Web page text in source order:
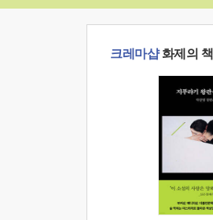
크레마샵화제의 책